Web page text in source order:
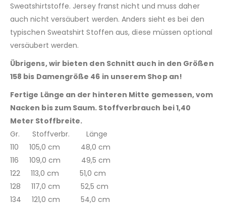
Sweatshirtstoffe. Jersey franst nicht und muss daher
auch nicht versäubert werden. Anders sieht es bei den
typischen Sweatshirt Stoffen aus, diese müssen optional
versäubert werden.
Übrigens, wir bieten den Schnitt auch in den Größen
158 bis Damengröße 46 in unserem Shop an!
Fertige Länge an der hinteren Mitte gemessen, vom
Nacken bis zum Saum. Stoffverbrauch bei 1,40
Meter Stoffbreite.
Gr. Stoffverbr. Länge
110 105,0 cm 48,0 cm
116 109,0 cm 49,5 cm
122 113,0 cm 51,0 cm
128 117,0 cm 52,5 cm
134 121,0 cm 54,0 cm